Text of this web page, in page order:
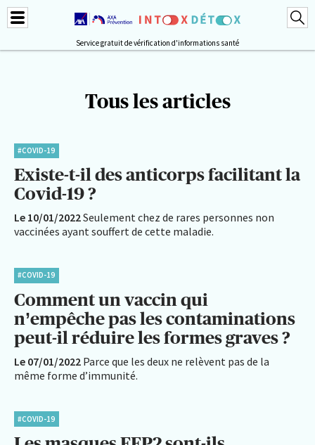
Service gratuit de vérification d'informations santé
Tous les articles
#COVID-19
Existe-t-il des anticorps facilitant la
Covid-19 ?
Le 10/01/2022Seulement chez de rares personnes non
vaccinées ayant souffert de cette maladie.
#COVID-19
Comment un vaccin qui
n’empêche pas les contaminations
peut-il réduire les formes graves ?
Le 07/01/2022 Parce que les deux ne relèvent pas de la
même forme d’immunité.
#COVID-19